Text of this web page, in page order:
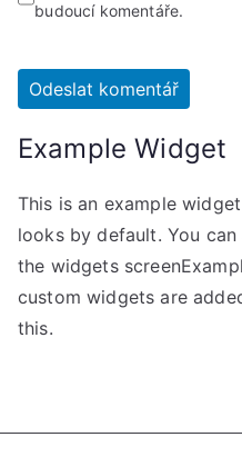
budoucí komentáře.
Example Widget
This is an example
looks by default. You
the widgets
custom widgets are
this.